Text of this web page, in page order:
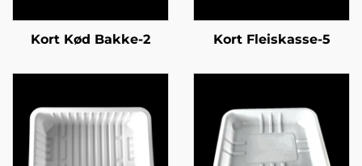
Kort Kød Bakke-2 Kort Fleiskasse-5